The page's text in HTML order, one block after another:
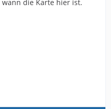
aber per
nachschauen können
wann die Karte hier ist.